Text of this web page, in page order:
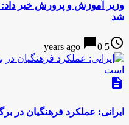
وزیر آموزش و پرورش خبر
شد
access_time
5 years ago
chat_bubble0
description
ایرانی: عملکرد فرهنگیان در